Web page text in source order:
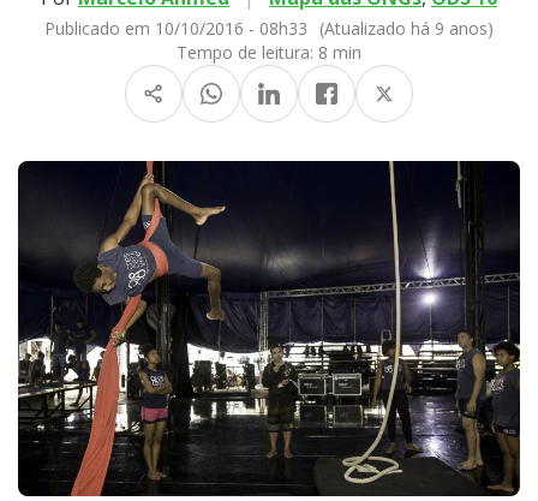
Publicado em 10/10/2016 - 08h33
(Atualizado há 9 anos)
Tempo de leitura: 8 min